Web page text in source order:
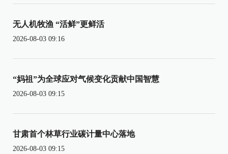
无人机牧渔 “活鲜”更鲜活
2026-08-03 09:16
“妈祖”为全球应对气候变化贡献中国智慧
2026-08-03 09:15
甘肃首个林草行业碳计量中心落地
2026-08-03 09:15